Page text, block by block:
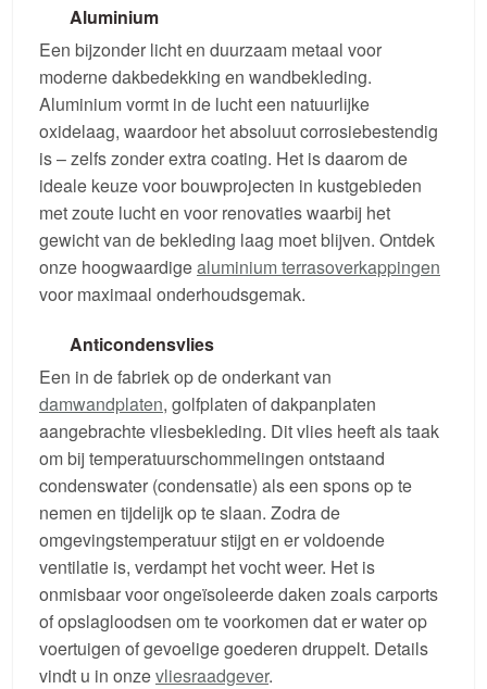
Aluminium
Een bijzonder licht en duurzaam metaal voor
moderne dakbedekking en wandbekleding.
Aluminium vormt in de lucht een natuurlijke
oxidelaag, waardoor het absoluut corrosiebestendig
is – zelfs zonder extra coating. Het is daarom de
ideale keuze voor bouwprojecten in kustgebieden
met zoute lucht en voor renovaties waarbij het
gewicht van de bekleding laag moet blijven. Ontdek
onze hoogwaardigealuminium terrasoverkappingen
voor maximaal onderhoudsgemak.
Anticondensvlies
Een in de fabriek op de onderkant van
damwandplaten, golfplaten of dakpanplaten
aangebrachte vliesbekleding. Dit vlies heeft als taak
om bij temperatuurschommelingen ontstaand
condenswater (condensatie) als een spons op te
nemen en tijdelijk op te slaan. Zodra de
omgevingstemperatuur stijgt en er voldoende
ventilatie is, verdampt het vocht weer. Het is
onmisbaar voor ongeïsoleerde daken zoals carports
of opslagloodsen om te voorkomen dat er water op
voertuigen of gevoelige goederen druppelt. Details
vindt u in onzevliesraadgever.